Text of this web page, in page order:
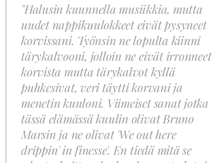
"Halusin kuunnella musiikkia, mutta
uudet nappikuulokkeet eivät pysyneet
korvissani. Työnsin ne lopulta kiinni
tärykalvooni, jolloin ne eivät irronneet
korvista mutta tärykalvot kyllä
puhkesivat, veri täytti korvani ja
menetin kuuloni. Viimeiset sanat jotka
tässä elämässä kuulin olivat Bruno
Marsin ja ne olivat 'We out here
drippin' in finesse'. En tiedä mitä se